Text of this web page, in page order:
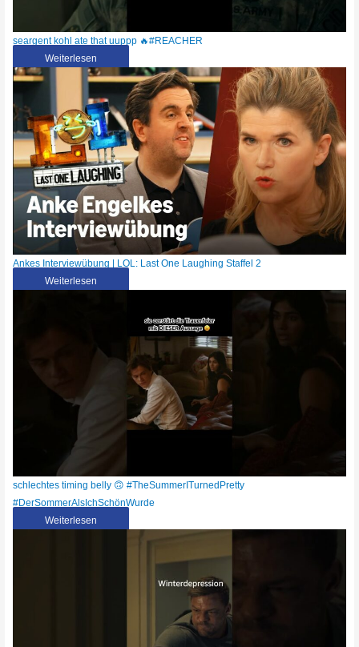
seargent kohl ate that uuppp 🔥#REACHER
Weiterlesen
Ankes Interviewübung | LOL: Last One Laughing Staffel 2
Weiterlesen
schlechtes timing belly 🙃 #TheSummerITurnedPretty
#DerSommerAlsIchSchönWurde
Weiterlesen